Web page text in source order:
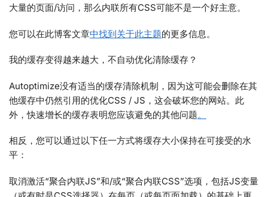
大量的页面/访问，那么内联所有CSS可能不是一个好主意。
您可以在此博客文章中找到关于此主题的更多信息。
我的缓存变得越来越大，不自动优化清除缓存？
Autoptimize没有适当的缓存清除机制，因为这可能会删除在其
他缓存中仍然引用的优化CSS / JS，这会破坏您的网站。此
外，快速增长的缓存表明您应该避免的其他问题。
相反，您可以通过以下任一方式将缓存大小保持在可接受的水
平：
取消激活“聚合内联JS”和/或“聚合内联CSS”选项，包括JS变量